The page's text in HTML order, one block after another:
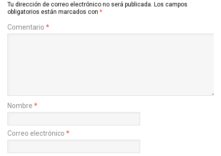
Tu dirección de correo electrónico no será publicada. Los campos
obligatorios están marcados con *
Comentario *
Nombre *
Correo electrónico *